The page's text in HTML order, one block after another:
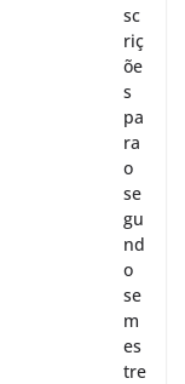
sc
riç
õe
s
pa
ra
o
se
gu
nd
o
se
m
es
tre